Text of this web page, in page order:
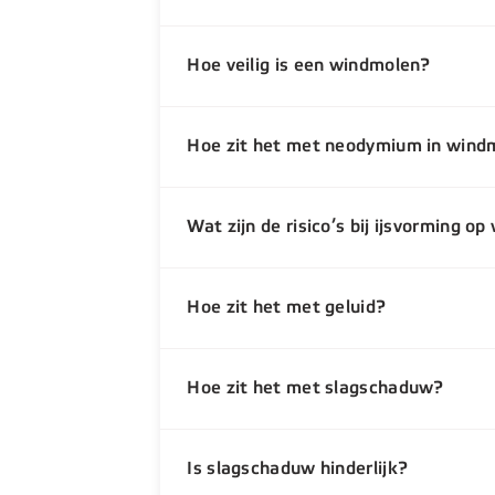
Hoe veilig is een windmolen?
Hoe zit het met neodymium in
Wat zijn de risico’s bij ijsvorming op
Hoe zit het met geluid?
Hoe zit het met slagschaduw?
Is slagschaduw hinderlijk?